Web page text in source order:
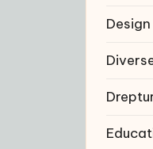
Design